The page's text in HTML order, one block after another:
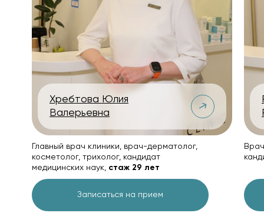
Записаться на прием
Хребтова Юлия
Валерьевна
Главный врач клиники, врач-дерматолог,
косметолог, трихолог, кандидат
медицинских наук, стаж 29 лет